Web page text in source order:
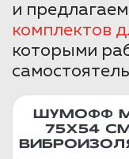
и
комплектов
которыми
ШУМОФФ
75X54 СМ